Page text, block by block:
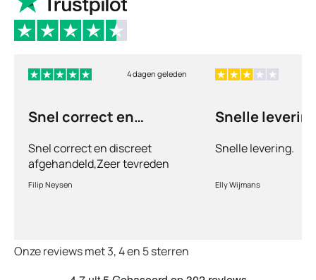
4 dagen geleden
Snel correct en
Snel correct en discreet
afgehandeld,Zeer tevreden
met de service en patiënt
vriendelijkheid.Vermoedelijk
Filip Neysen
Snelle
Snelle levering.
Elly Wijmans
Onze reviews met 3, 4 en 5 sterren